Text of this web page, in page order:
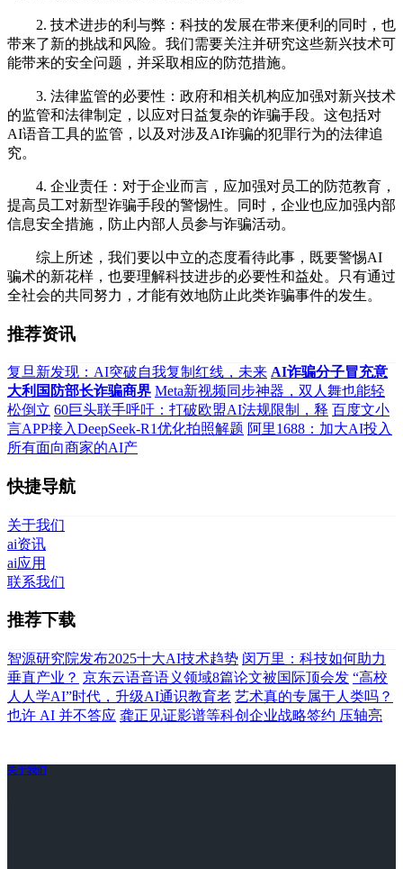
2. 技术进步的利与弊：科技的发展在带来便利的同时，也
带来了新的挑战和风险。我们需要关注并研究这些新兴技术可
能带来的安全问题，并采取相应的防范措施。
3. 法律监管的必要性：政府和相关机构应加强对新兴技术
的监管和法律制定，以应对日益复杂的诈骗手段。这包括对
AI语音工具的监管，以及对涉及AI诈骗的犯罪行为的法律追
究。
4. 企业责任：对于企业而言，应加强对员工的防范教育，
提高员工对新型诈骗手段的警惕性。同时，企业也应加强内部
信息安全措施，防止内部人员参与诈骗活动。
综上所述，我们要以中立的态度看待此事，既要警惕AI
骗术的新花样，也要理解科技进步的必要性和益处。只有通过
全社会的共同努力，才能有效地防止此类诈骗事件的发生。
推荐资讯
复旦新发现：AI突破自我复制红线，未来 AI诈骗分子冒充意
大利国防部长诈骗商界 Meta新视频同步神器，双人舞也能轻
松倒立 60巨头联手呼吁：打破欧盟AI法规限制，释 百度文小
言APP接入DeepSeek-R1优化拍照解题 阿里1688：加大AI投入
所有面向商家的AI产
快捷导航
关于我们
ai资讯
ai应用
联系我们
推荐下载
智源研究院发布2025十大AI技术趋势 闵万里：科技如何助力
垂直产业？ 京东云语音语义领域8篇论文被国际顶会发 “高校
人人学AI”时代，升级AI通识教育老 艺术真的专属于人类吗？
也许 AI 并不答应 龚正见证影谱等科创企业战略签约 压轴亮
关于我们